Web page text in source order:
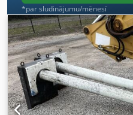
*par sludinājumu/mēnesī